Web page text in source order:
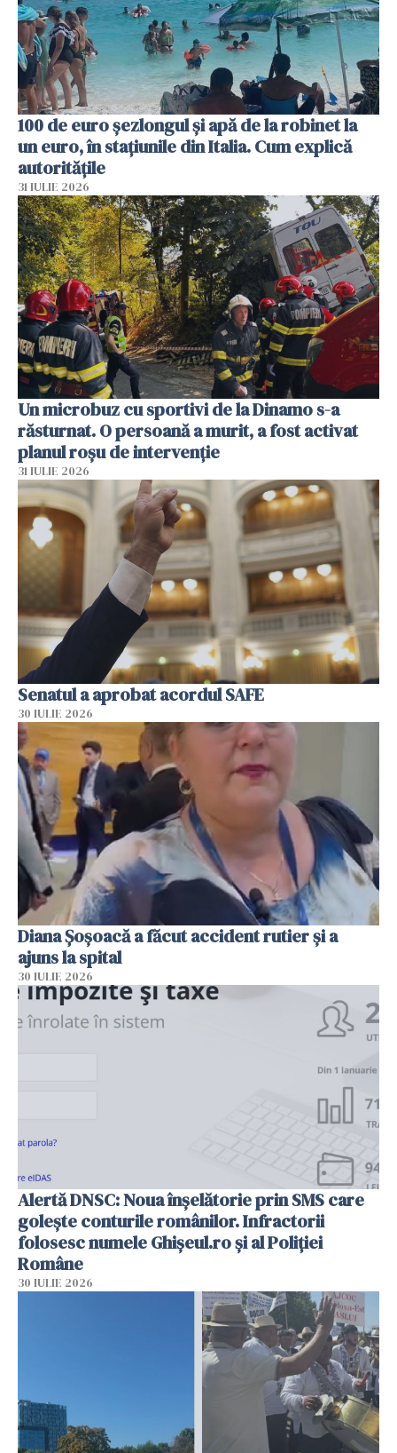
100 de euro șezlongul și apă de la robinet la
un euro, în stațiunile din Italia. Cum explică
autoritățile
31 IULIE 2026
Un microbuz cu sportivi de la Dinamo s-a
răsturnat. O persoană a murit, a fost activat
planul roșu de intervenție
31 IULIE 2026
Senatul a aprobat acordul SAFE
30 IULIE 2026
Diana Șoșoacă a făcut accident rutier și a
ajuns la spital
30 IULIE 2026
Alertă DNSC: Noua înșelătorie prin SMS care
golește conturile românilor. Infractorii
folosesc numele Ghișeul.ro și al Poliției
Române
30 IULIE 2026